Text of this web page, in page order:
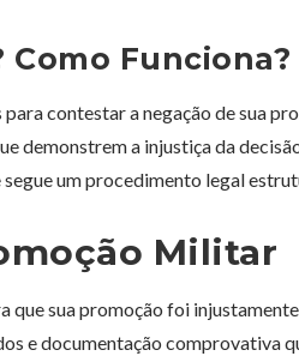
Funciona?
contestar a negação de sua
demonstrem a injustiça da
um procedimento legal
Militar
sua promoção foi
e documentação comprovativa